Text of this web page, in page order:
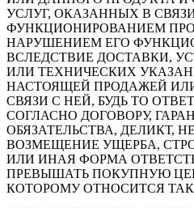
УСЛУГ, ОКАЗАННЫХ В
ФУНКЦИОНИРОВАНИЕМ
НАРУШЕНИЕМ ЕГО
ВСЛЕДСТВИЕ ДОСТАВКИ,
ИЛИ ТЕХНИЧЕСКИХ
НАСТОЯЩЕЙ ПРОДАЖЕЙ
СВЯЗИ С НЕЙ, БУДЬ ТО
СОГЛАСНО ДОГОВОРУ,
ОБЯЗАТЕЛЬСТВА, ДЕЛИКТ,
ВОЗМЕЩЕНИЕ УЩЕРБА,
ИЛИ ИНАЯ ФОРМА
ПРЕВЫШАТЬ ПОКУПНУЮ
КОТОРОМУ ОТНОСИТСЯ